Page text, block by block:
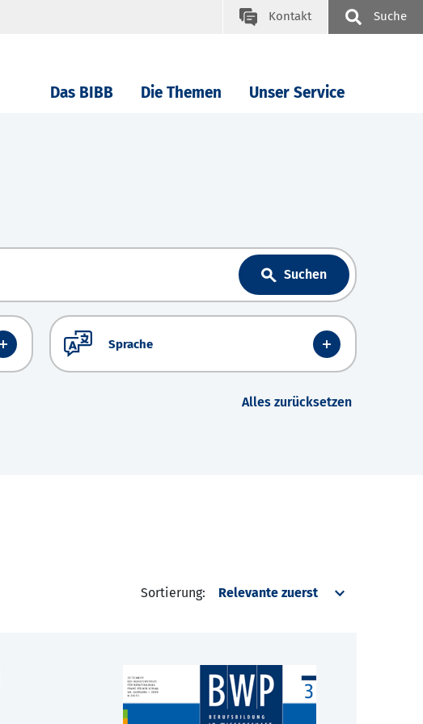
Kontakt Suche
Das BIBB Die Themen Unser Service
Suchen
Sprache
Alles zurücksetzen
Sortierung: